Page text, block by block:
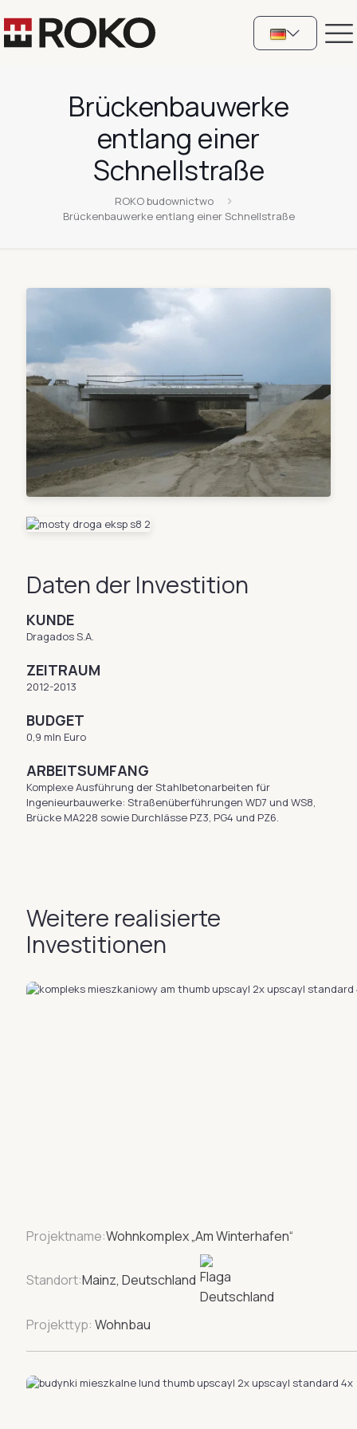
Brückenbauwerke
entlang einer
Schnellstraße
ROKO budownictwo
Brückenbauwerke entlang einer Schnellstraße
Daten der Investition
KUNDE
Dragados S.A.
ZEITRAUM
2012-2013
BUDGET
0,9 mln Euro
ARBEITSUMFANG
Komplexe Ausführung der Stahlbetonarbeiten für
Ingenieurbauwerke: Straßenüberführungen WD7 und WS8,
Brücke MA228 sowie Durchlässe PZ3, PG4 und PZ6.
Weitere realisierte
Investitionen
Projektname:Wohnkomplex „Am Winterhafen“
Standort:Mainz, Deutschland
Projekttyp: Wohnbau